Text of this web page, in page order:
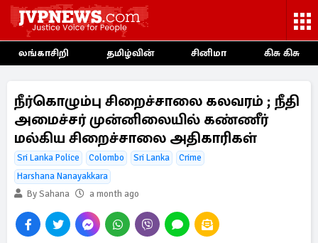
லங்காசிறி தமிழ்வின் சினிமா கிசு கிசு
நீர்கொழும்பு சிறைச்சாலை கலவரம் ; நீதி
அமைச்சர் முன்னிலையில் கண்ணீர்
மல்கிய சிறைச்சாலை அதிகாரிகள்
Sri Lanka Police Colombo Sri Lanka
Crime
Harshana Nanayakkara
By Sahana
a month ago